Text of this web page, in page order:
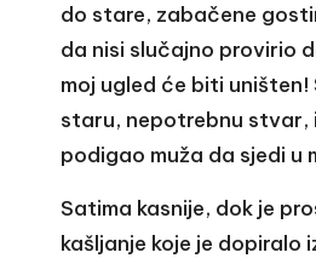
do stare, zabačene
da nisi slučajno provirio
moj ugled će biti
staru, nepotrebnu stvar,
podigao muža da sjedi u
Satima kasnije, dok je
kašljanje koje je dopiralo